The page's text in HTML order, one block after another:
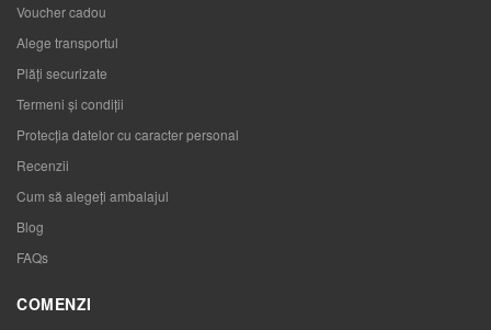
Voucher cadou
Alege transportul
Plăți securizate
Termeni și condiții
Protecția datelor cu caracter personal
Recenzii
Cum să alegeţi ambalajul
Blog
FAQs
COMENZI